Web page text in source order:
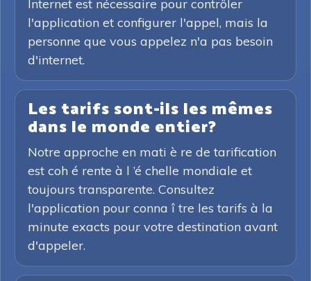
Internet est nécessaire pour contrôler
l'application et configurer l'appel, mais la
personne que vous appelez n'a pas besoin
d'internet.
Les tarifs sont-ils les mêmes
dans le monde entier?
Notre approche en mati è re de tarification
est coh é rente à l ’é chelle mondiale et
toujours transparente. Consultez
l'application pour conna î tre les tarifs à la
minute exacts pour votre destination avant
d'appeler.